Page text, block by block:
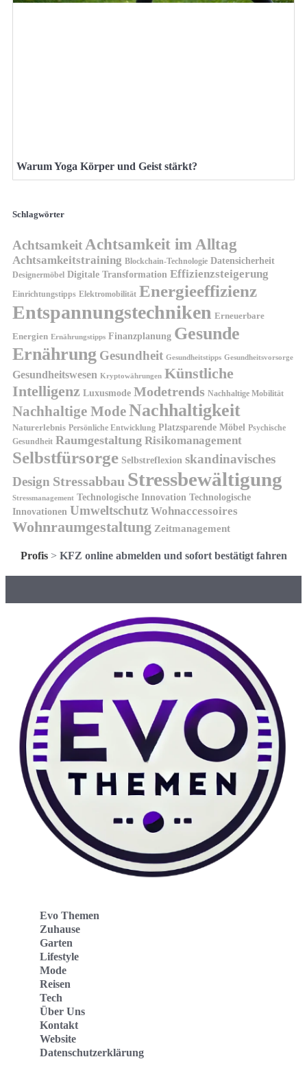
Warum Yoga Körper und Geist stärkt?
Schlagwörter
Achtsamkeit Achtsamkeit im Alltag
Achtsamkeitstraining Blockchain-Technologie Datensicherheit
Designermöbel Digitale Transformation Effizienzsteigerung
Einrichtungstipps Elektromobilität Energieeffizienz
Entspannungstechniken Erneuerbare
Energien Ernährungstipps Finanzplanung Gesunde
Ernährung Gesundheit Gesundheitstipps Gesundheitsvorsorge
Gesundheitswesen Kryptowährungen Künstliche
Intelligenz Luxusmode Modetrends Nachhaltige Mobilität
Nachhaltige ModeNachhaltigkeit
Naturerlebnis Persönliche Entwicklung Platzsparende Möbel Psychische
Gesundheit Raumgestaltung Risikomanagement
Selbstfürsorge Selbstreflexion skandinavisches
Design Stressabbau Stressbewältigung
Stressmanagement Technologische Innovation Technologische
Innovationen Umweltschutz Wohnaccessoires
Wohnraumgestaltung Zeitmanagement
Profis> KFZ online abmelden und sofort bestätigt fahren
Evo Themen
Zuhause
Garten
Lifestyle
Mode
Reisen
Tech
Über Uns
Kontakt
Website
Datenschutzerklärung